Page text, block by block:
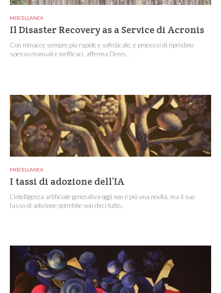
MISCELLANEA
Il Disaster Recovery as a Service di Acronis
Con minacce sempre più rapide e sofisticate, e processi di ripristino
spesso manuali e inefficaci, afferma Denis...
MISCELLANEA
I tassi di adozione dell’IA
L’intelligenza artificiale generativa oggi non è più una novità, ma il suo
tasso di adozione potrebbe non dirci tutto...